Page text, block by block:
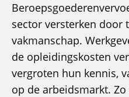
sector versterken door
vakmanschap.
de opleidingskosten
vergroten hun kennis,
op de arbeidsmarkt.